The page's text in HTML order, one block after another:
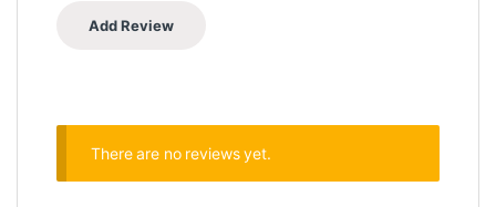
There are no reviews yet.